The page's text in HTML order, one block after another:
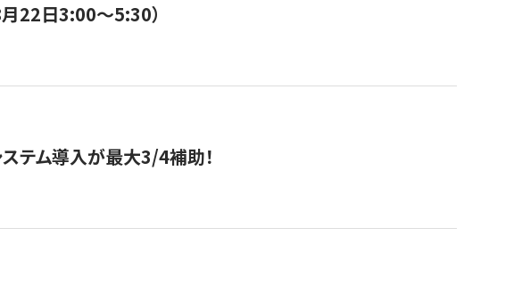
22日3:00〜5:30）
テム導入が最大3/4補助！